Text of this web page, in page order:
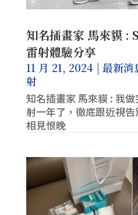
知名插畫家 馬來貘 :
雷射體驗分享
11 月 21, 2024| 最新消
射
知名插畫家 馬來貘 : 我
射一年了，徹底跟近視
相見恨晚